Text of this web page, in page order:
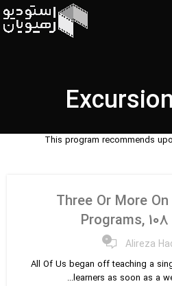
This program recommends
Three Or More
Programs,
Alireza ۰
All Of Us began off teaching a
learners as soon as a